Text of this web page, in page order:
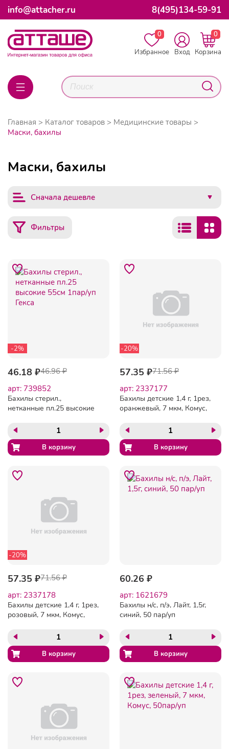
info@attacher.ru 8(495)134-59-91
0
Избранное
Вход
0
Корзина
Главная Каталог товаров
Медицинские товары
Маски, бахилы
Маски, бахилы
Сначала дешевле
Фильтры
-2%
46.18 ₽46.96 ₽
арт: 739852
Бахилы стерил.,
нетканные пл.25 высокие
-20%
57.35 ₽71.56 ₽
арт: 2337177
Бахилы детские 1,4 г, 1рез,
оранжевый, 7 мкм, Комус,
-20%
57.35 ₽71.56 ₽
арт: 2337178
Бахилы детские 1,4 г, 1рез,
розовый, 7 мкм, Комус,
60.26 ₽
арт: 1621679
Бахилы н/с, п/э, Лайт, 1,5г,
синий, 50 пар/уп